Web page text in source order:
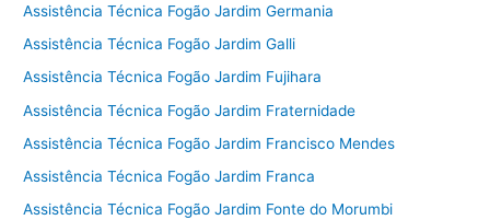
Assistência Técnica Fogão Jardim Germania
Assistência Técnica Fogão Jardim Galli
Assistência Técnica Fogão Jardim Fujihara
Assistência Técnica Fogão Jardim Fraternidade
Assistência Técnica Fogão Jardim Francisco Mendes
Assistência Técnica Fogão Jardim Franca
Assistência Técnica Fogão Jardim Fonte do Morumbi